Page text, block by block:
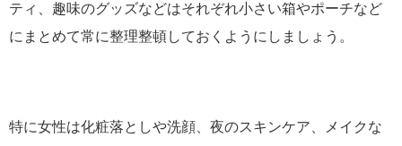
ティ、趣味のグッズなどはそれぞれ小さい箱やポーチなど
にまとめて常に整理整頓しておくようにしましょう。
特に女性は化粧落としや洗顔、夜のスキンケア、メイクな